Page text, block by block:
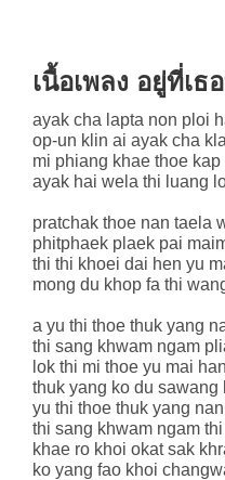
เนื้อเพลง อยู่ที่เธ
ayak cha lapta non ploi
op-un klin ai ayak cha
mi phiang khae thoe
ayak hai wela thi luang
pratchak thoe nan taela
phitphaek plaek pai
thi thi khoei dai hen yu
mong du khop fa thi
a yu thi thoe thuk yang
thi sang khwam ngam
lok thi mi thoe yu mai
thuk yang ko du sawang
yu thi thoe thuk yang
thi sang khwam ngam
khae ro khoi okat sak
ko yang fao khoi